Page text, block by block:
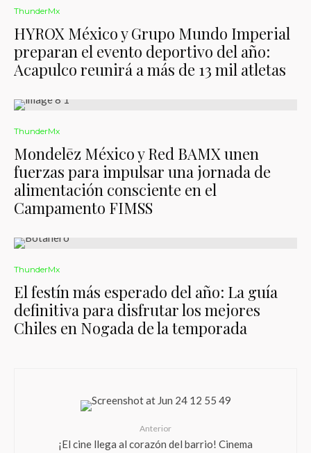
ThunderMx
HYROX México y Grupo Mundo Imperial
preparan el evento deportivo del año:
Acapulco reunirá a más de 13 mil atletas
ThunderMx
Mondelēz México y Red BAMX unen
fuerzas para impulsar una jornada de
alimentación consciente en el
Campamento FIMSS
ThunderMx
El festín más esperado del año: La guía
definitiva para disfrutar los mejores
Chiles en Nogada de la temporada
Anterior
¡El cine llega al corazón del barrio! Cinema